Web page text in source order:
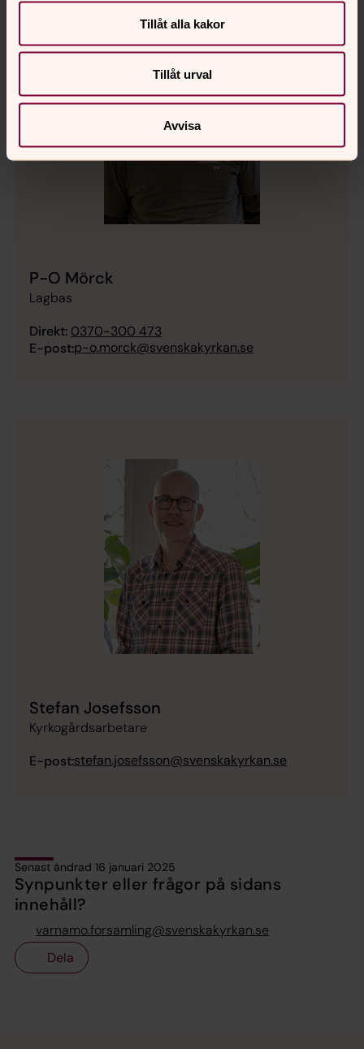
Tillåt alla kakor
Tillåt urval
Avvisa
P-O Mörck
Lagbas
Direkt: 0370-300 473
E-post:p-o.morck@svenskakyrkan.se
Stefan Josefsson
Kyrkogårdsarbetare
E-post:stefan.josefsson@svenskakyrkan.se
Senast ändrad 16 januari 2025
Synpunkter eller frågor på sidans
innehåll?
varnamo.forsamling@svenskakyrkan.se
Dela